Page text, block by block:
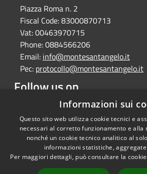
Piazza Roma n. 2
Fiscal Code:83000870713
Vat:00463970715
Phone:0884566206
Email: info@montesantangelo.it
Pec: protocollo@montesantangelo.it
Follow us on
FacebookYoutubeInstagramTelegram
RSS
Accessibility
Informazioni sui
Questo sito web utilizza cookie tecnici e
necessari al corretto funzionamento e alla
nonché un cookie tecnico analitico al
informazioni statistiche,
Per maggiori dettagli, può consultare la